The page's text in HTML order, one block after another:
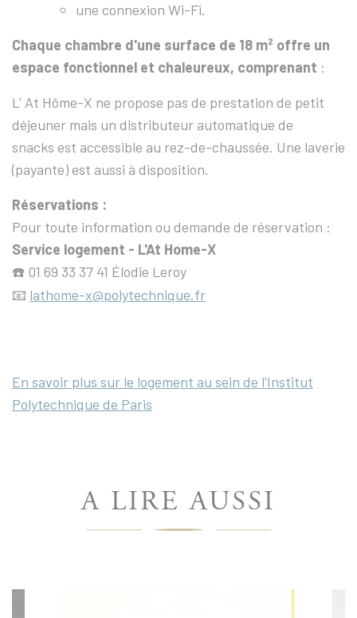
une connexion Wi-Fi.
Chaque chambre d'une surface de 18 m² offre un
espace fonctionnel et chaleureux, comprenant :
L' At Hôme-X ne propose pas de prestation de petit
déjeuner mais un distributeur automatique de
snacks est accessible au rez-de-chaussée. Une laverie
(payante) est aussi à disposition.
Réservations :
Pour toute information ou demande de réservation :
Service logement - L'At Home-X
☎️ 01 69 33 37 41 Élodie Leroy
📧 lathome-x@polytechnique.fr
En savoir plus sur le logement au sein de l'Institut
Polytechnique de Paris
A LIRE AUSSI